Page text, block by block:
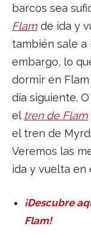
barcos sea
Flam de ida y
también sale a
embargo, lo
dormir en
día siguiente.
el tren de Flam
el tren de
Veremos las
ida y vuelta en
¡Descubre
Flam!